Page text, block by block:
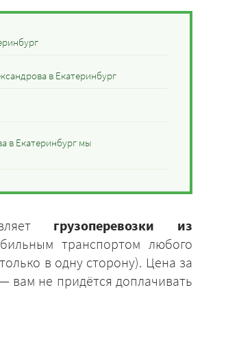
в Екатеринбург
в Екатеринбург мы
грузоперевозки из
транспортом любого
в одну сторону). Цена за
вам не придётся доплачивать